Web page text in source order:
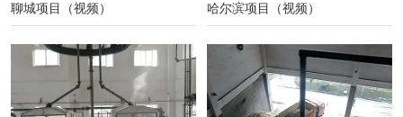
聊城项目（视频） 哈尔滨项目（视频）